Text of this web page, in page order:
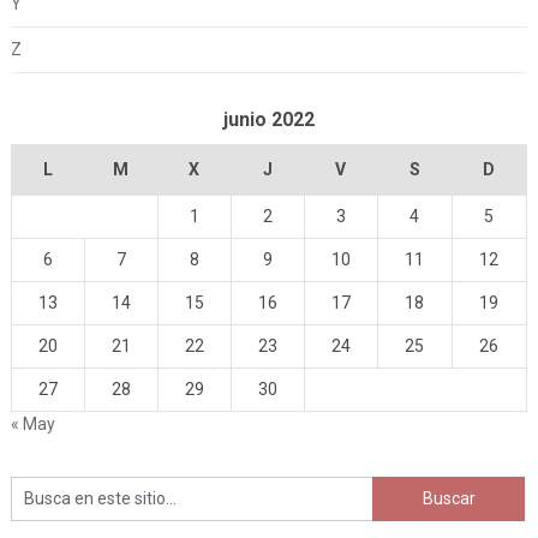
Z
junio 2022
L M X J V S D
1 2 3 4 5
6 7 8 9 10 11 12
13 14 15 16 17 18 19
20 21 22 23 24 25 26
27 28 29
30
« May